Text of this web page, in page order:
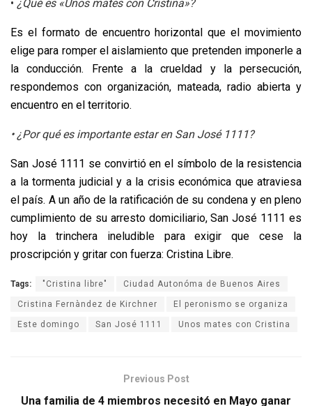
• ¿Qué es «Unos mates con Cristina»?
Es el formato de encuentro horizontal que el movimiento
elige para romper el aislamiento que pretenden imponerle a
la conducción. Frente a la crueldad y la persecución,
respondemos con organización, mateada, radio abierta y
encuentro en el territorio.
• ¿Por qué es importante estar en San José 1111?
San José 1111 se convirtió en el símbolo de la resistencia
a la tormenta judicial y a la crisis económica que atraviesa
el país. A un año de la ratificación de su condena y en pleno
cumplimiento de su arresto domiciliario, San José 1111 es
hoy la trinchera ineludible para exigir que cese la
proscripción y gritar con fuerza: Cristina Libre.
Tags: "Cristina libre" Ciudad Autonóma de Buenos Aires
Cristina Fernàndez de Kirchner El peronismo se organiza
Este domingo San José 1111 Unos mates con Cristina
Previous Post
Una familia de 4 miembros necesitó en Mayo ganar